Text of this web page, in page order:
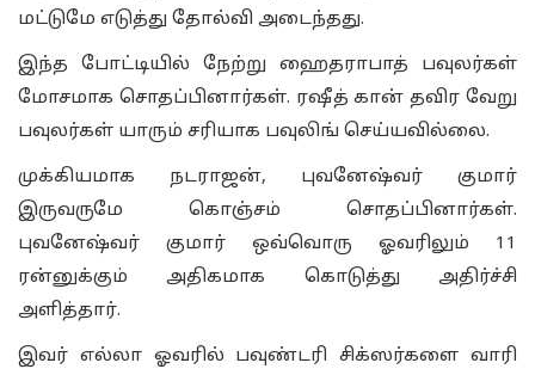
மட்டுமே எடுத்து தோல்வி அடைந்தது.
இந்த போட்டியில் நேற்று ஹைதராபாத் பவுலர்கள்
மோசமாக சொதப்பினார்கள். ரஷீத் கான் தவிர வேறு
பவுலர்கள் யாரும் சரியாக பவுலிங் செய்யவில்லை.
முக்கியமாக நடராஜன், புவனேஷ்வர் குமார்
இருவருமே கொஞ்சம் சொதப்பினார்கள்.
புவனேஷ்வர் குமார் ஒவ்வொரு ஓவரிலும் 11
ரன்னுக்கும் அதிகமாக கொடுத்து அதிர்ச்சி
அளித்தார்.
இவர் எல்லா ஓவரில் பவுண்டரி சிக்ஸர்களை வாரி